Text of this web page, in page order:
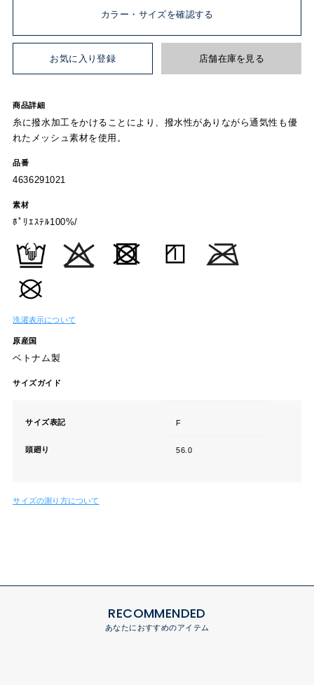
カラー・サイズを確認する
お気に入り登録 店舗在庫を見る
商品詳細
糸に撥水加工をかけることにより、撥水性がありながら通気性も優
れたメッシュ素材を使用。
品番
4636291021
素材
ﾎﾟﾘｴｽﾃﾙ100%/
洗濯表示について
原産国
ベトナム製
サイズガイド
サイズ表記 F
頭廻り 56.0
サイズの測り方について
RECOMMENDED
あなたにおすすめのアイテム